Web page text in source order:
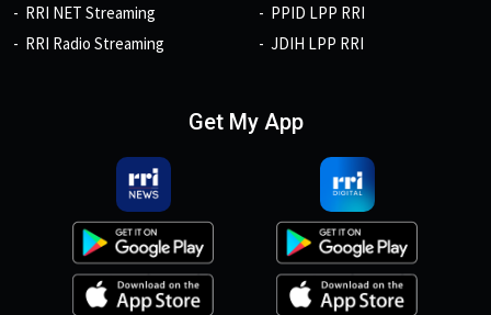
RRI NET Streaming
RRI Radio Streaming
PPID LPP RRI
JDIH LPP RRI
Get My App